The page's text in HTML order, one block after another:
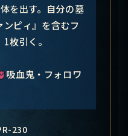
を出す。自分の墓
ピィ』を含むフ
枚引く。
吸血鬼・フォロワ
230